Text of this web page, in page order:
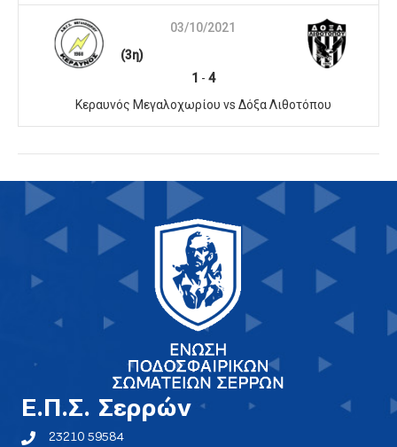
03/10/2021
(3η)
1 - 4
Κεραυνός Μεγαλοχωρίου vs Δόξα Λιθοτόπου
E.Π.Σ. Σερρών
23210 59584